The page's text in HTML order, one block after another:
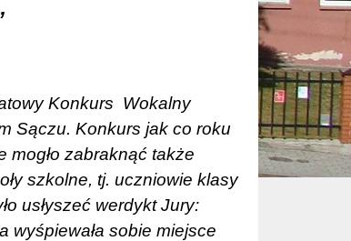
Konkurs Wokalny
Sączu. Konkurs jak co roku
mogło zabraknąć także
szkolne, tj. uczniowie klasy
usłyszeć werdykt Jury:
wyśpiewała sobie miejsce